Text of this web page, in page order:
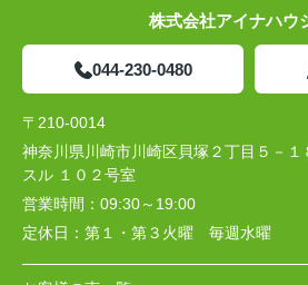
株式会社アイナハウ
044-230-0480
〒210-0014
神奈川県川崎市川崎区貝塚２丁目５－１
スル １０２号室
営業時間： 09:30～19:00
定休日： 第１・第３火曜 毎週水曜